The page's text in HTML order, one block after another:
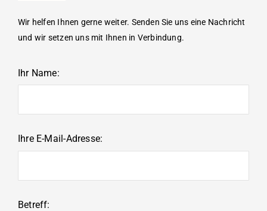
Wir helfen Ihnen gerne weiter. Senden Sie uns eine Nachricht
und wir setzen uns mit Ihnen in Verbindung.
Ihr Name:
Ihre E-Mail-Adresse:
Betreff: